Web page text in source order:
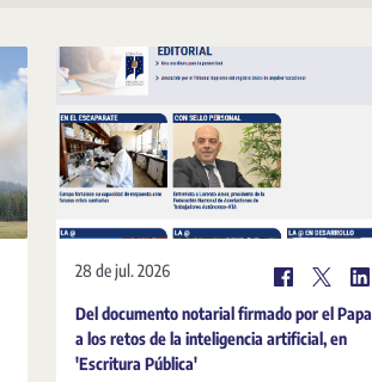
28 de jul. 2026
Del documento notarial firmado por el Papa
a los retos de la inteligencia artificial, en
'Escritura Pública'